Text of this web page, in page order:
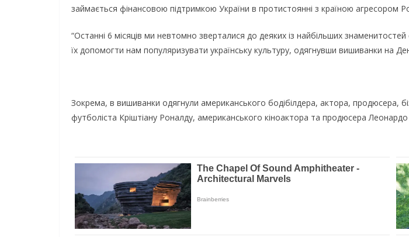
займається фінансовою підтримкою України в протистоянні з країною агресором
“Останні 6 місяців ми невтомно зверталися до деяких із найбільших
їх допомогти нам популяризувати українську культуру, одягнувши вишиванки на
Зокрема, в вишиванки одягнули американського бодібілдера, актора, продюсера,
футболіста Кріштіану Роналду, американського кіноактора та продюсера Леонардо